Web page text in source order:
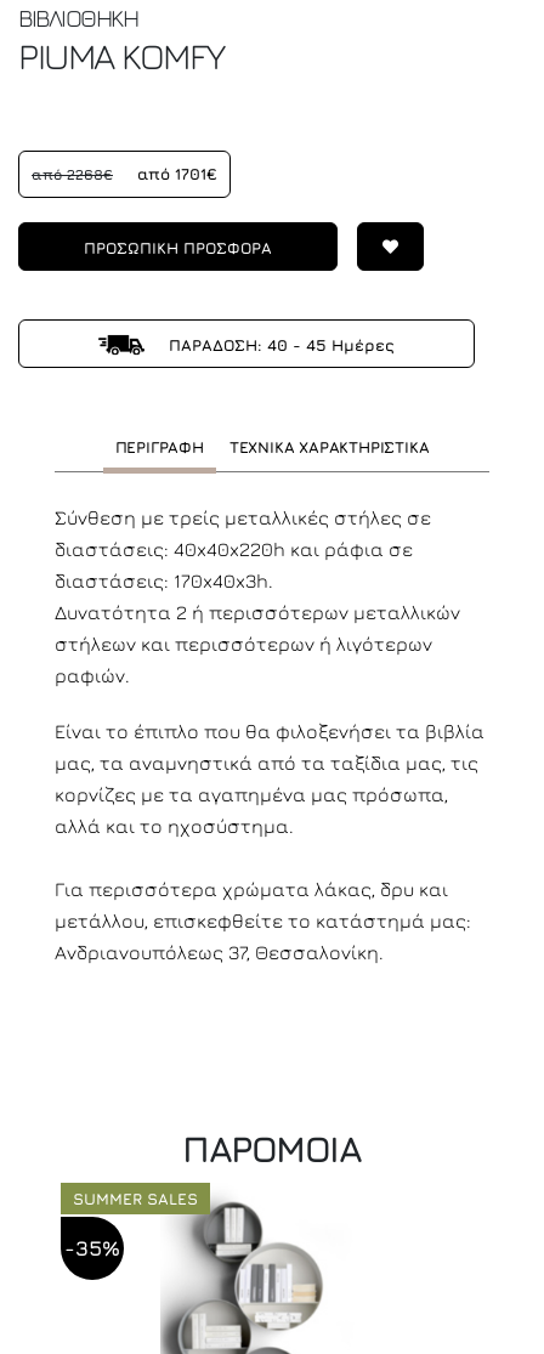
ΒΙΒΛΙΟΘΗΚΗ
PIUMAKOMFY
από 2268€ από 1701€
ΠΡΟΣΩΠΙΚΗ ΠΡΟΣΦΟΡΑ
ΠΑΡΑΔΟΣΗ: 40 - 45 Ημέρες
ΠΕΡΙΓΡΑΦΗ ΤΕΧΝΙΚΑ ΧΑΡΑΚΤΗΡΙΣΤΙΚΑ
Σύνθεση με τρείς μεταλλικές στήλες σε
διαστάσεις: 40x40x220h και ράφια σε
διαστάσεις: 170x40x3h.
Δυνατότητα 2 ή περισσότερων μεταλλικών
στήλεων και περισσότερων ή λιγότερων
ραφιών.
Είναι το έπιπλο που θα φιλοξενήσει τα βιβλία
μας, τα αναμνηστικά από τα ταξίδια μας, τις
κορνίζες με τα αγαπημένα μας πρόσωπα,
αλλά και το ηχοσύστημα.
Για περισσότερα χρώματα λάκας, δρυ και
μετάλλου, επισκεφθείτε το κατάστημά μας:
Ανδριανουπόλεως 37, Θεσσαλονίκη.
ΠΑΡΟΜΟΙΑ
SUMMER SALES
-35%